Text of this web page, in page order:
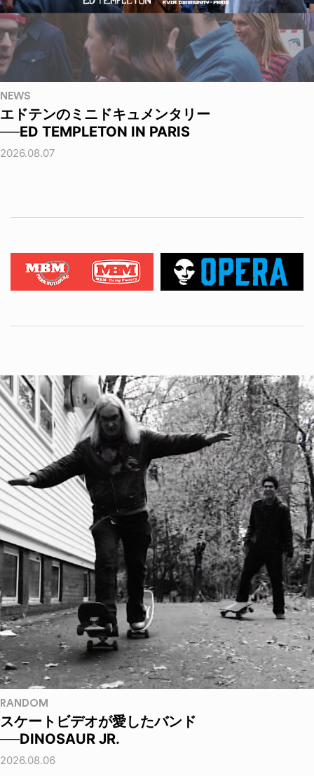
NEWS
エドテンのミニドキュメンタリー
──ED TEMPLETON IN PARIS
2026.08.07
RANDOM
スケートビデオが愛したバンド
──DINOSAUR JR.
2026.08.06